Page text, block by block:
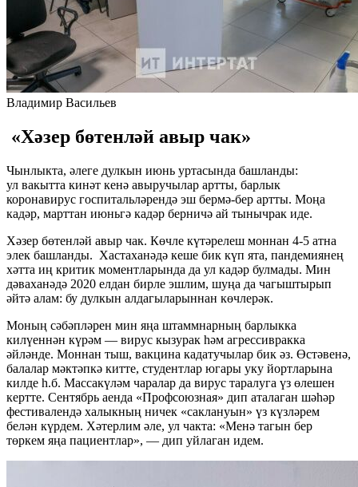
Владимир Васильев
«Хәзер бөтенләй авыр чак»
Чынлыкта, әлеге дулкын июнь уртасында башланды:
ул вакытта кинәт кенә авыручылар артты, барлык
коронавирус госпитальләрендә эш бермә-бер артты. Моңа
кадәр, марттан июньгә кадәр берничә ай тынычрак иде.
Хәзер бөтенләй авыр чак. Көчле күтәрелеш моннан 4-5 атна
элек башланды. Хастаханәдә кеше бик күп ята, пандемиянең
хәтта иң критик моментларында да ул кадәр булмады. Мин
дәваханәдә 2020 елдан бирле эшлим, шуңа да чагыштырып
әйтә алам: бу дулкын алдагыларыннан көчлерәк.
Моның сәбәпләрен мин яңа штаммнарның барлыкка
килүеннән күрәм — вирус кызурак һәм агрессивракка
әйләнде. Моннан тыш, вакцина кадатучылар бик әз. Өстәвенә,
балалар мәктәпкә китте, студентлар югары уку йортларына
килде һ.б. Массакүләм чаралар да вирус таралуга үз өлешен
кертте. Сентябрь аенда «Профсоюзная» дип аталаган шәһәр
фестивалендә халыкның ничек «саклануын» үз күзләрем
белән күрдем. Хәтерлим әле, ул чакта: «Менә тагын бер
төркем яңа пациентлар», — дип уйлаган идем.